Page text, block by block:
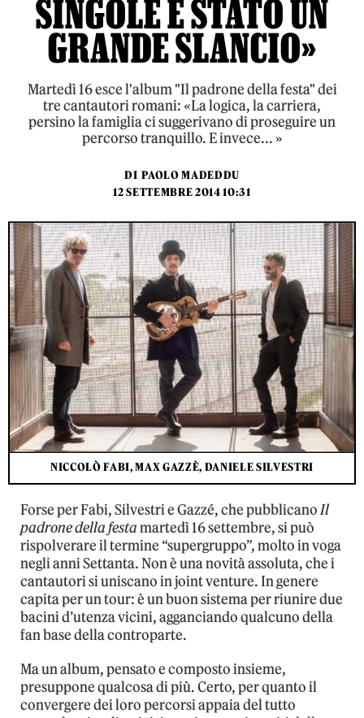
SINGOLE È STATO UN
GRANDE SLANCIO»
Martedì 16 esce l'album "Il padrone della festa" dei
tre cantautori romani: «La logica, la carriera,
persino la famiglia ci suggerivano di proseguire un
percorso tranquillo. E invece... »
DI PAOLO MADEDDU
12 SETTEMBRE 2014 10:31
NICCOLÒ FABI, MAX GAZZÈ, DANIELE SILVESTRI
Forse per Fabi, Silvestri e Gazzé, che pubblicanoIl
padrone della festamartedì 16 settembre, si può
rispolverare il termine “supergruppo”, molto in voga
negli anni Settanta. Non è una novità assoluta, che i
cantautori si uniscano in joint­ venture. In genere
capita per un tour: è un buon sistema per riunire due
bacini d’utenza vicini, agganciando qualcuno della
fan base della controparte.
Ma un album, pensato e composto insieme,
presuppone qualcosa di più. Certo, per quanto il
convergere dei loro percorsi appaia del tutto